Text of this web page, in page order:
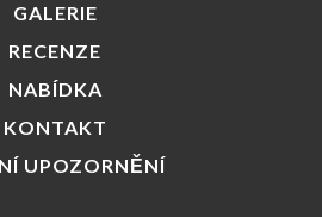
GALERIE
RECENZE
NABÍDKA
KONTAKT
UPOZORNĚNÍ